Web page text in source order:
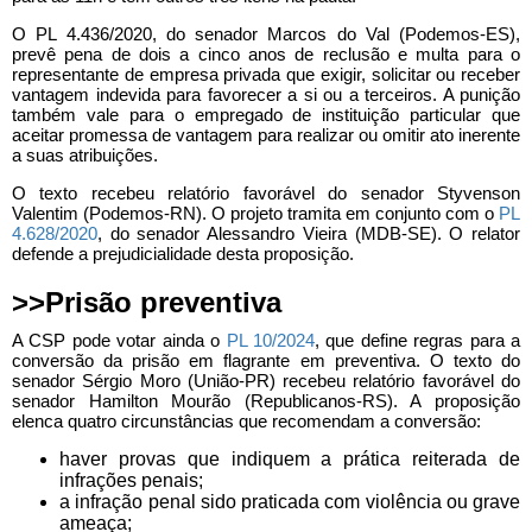
O PL 4.436/2020, do senador Marcos do Val (Podemos-ES),
prevê pena de dois a cinco anos de reclusão e multa para o
representante de empresa privada que exigir, solicitar ou receber
vantagem indevida para favorecer a si ou a terceiros. A punição
também vale para o empregado de instituição particular que
aceitar promessa de vantagem para realizar ou omitir ato inerente
a suas atribuições.
O texto recebeu relatório favorável do senador Styvenson
Valentim (Podemos-RN). O projeto tramita em conjunto com o PL
4.628/2020, do senador Alessandro Vieira (MDB-SE). O relator
defende a prejudicialidade desta proposição.
>>Prisão preventiva
A CSP pode votar ainda o PL 10/2024, que define regras para a
conversão da prisão em flagrante em preventiva. O texto do
senador Sérgio Moro (União-PR) recebeu relatório favorável do
senador Hamilton Mourão (Republicanos-RS). A proposição
elenca quatro circunstâncias que recomendam a conversão:
haver provas que indiquem a prática reiterada de
infrações penais;
a infração penal sido praticada com violência ou grave
ameaça;